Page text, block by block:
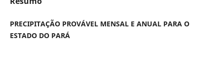
PRECIPITAÇÃO PROVÁVEL MENSAL E ANUAL PARA O
ESTADO DO PARÁ